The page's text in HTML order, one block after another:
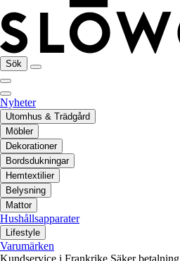
Sök
Nyheter
Utomhus & Trädgård
Möbler
Dekorationer
Bordsdukningar
Hemtextilier
Belysning
Mattor
Hushållsapparater
Lifestyle
Varumärken
Kundservice i Frankrike Säker betalning